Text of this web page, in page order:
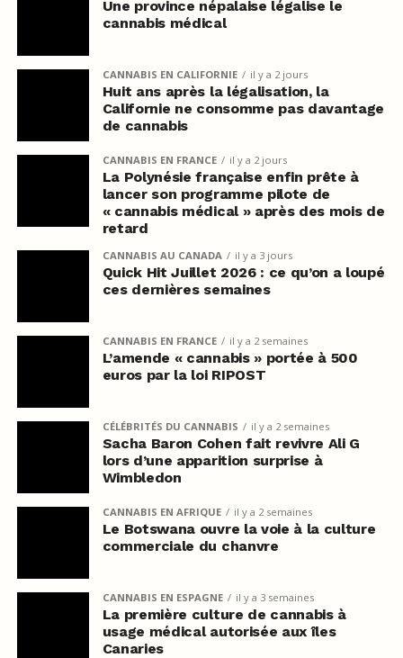
Une province népalaise légalise le
cannabis médical
CANNABIS EN CALIFORNIE il y a 2 jours
Huit ans après la légalisation, la
Californie ne consomme pas davantage
de cannabis
CANNABIS EN FRANCE il y a 2 jours
La Polynésie française enfin prête à
lancer son programme pilote de
« cannabis médical » après des mois de
retard
CANNABIS AU CANADA il y a 3 jours
Quick Hit Juillet 2026 : ce qu’on a loupé
ces dernières semaines
CANNABIS EN FRANCE il y a 2 semaines
L’amende « cannabis » portée à 500
euros par la loi RIPOST
CÉLÉBRITÉS DU CANNABIS il y a 2 semaines
Sacha Baron Cohen fait revivre Ali G
lors d’une apparition surprise à
Wimbledon
CANNABIS EN AFRIQUE il y a 2 semaines
Le Botswana ouvre la voie à la culture
commerciale du chanvre
CANNABIS EN ESPAGNE il y a 3 semaines
La première culture de cannabis à
usage médical autorisée aux îles
Canaries